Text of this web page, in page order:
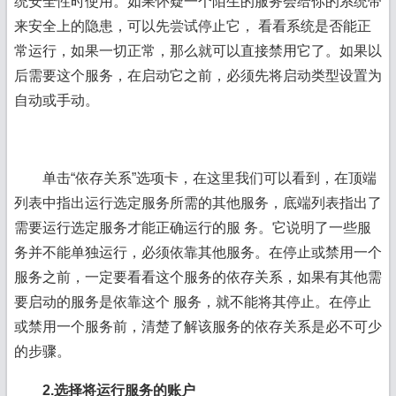
来安全上的隐患，可以先尝试停止它， 看看系统是否能正
常运行，如果一切正常，那么就可以直接禁用它了。如果以
后需要这个服务，在启动它之前，必须先将启动类型设置为
自动或手动。
单击“依存关系”选项卡，在这里我们可以看到，在顶端
列表中指出运行选定服务所需的其他服务，底端列表指出了
需要运行选定服务才能正确运行的服 务。它说明了一些服
务并不能单独运行，必须依靠其他服务。在停止或禁用一个
服务之前，一定要看看这个服务的依存关系，如果有其他需
要启动的服务是依靠这个 服务，就不能将其停止。在停止
或禁用一个服务前，清楚了解该服务的依存关系是必不可少
的步骤。
2.选择将运行服务的账户